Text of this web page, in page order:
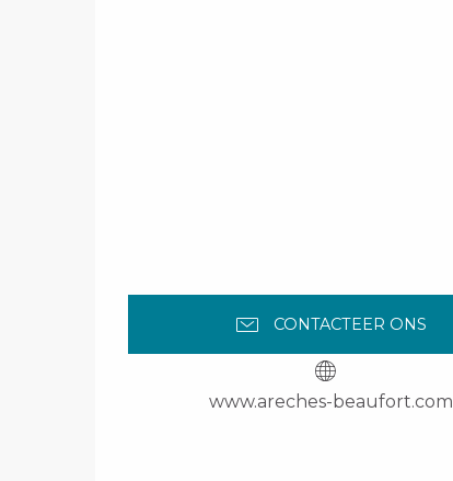
CONTACTEER ONS
www.areches-beaufort.com